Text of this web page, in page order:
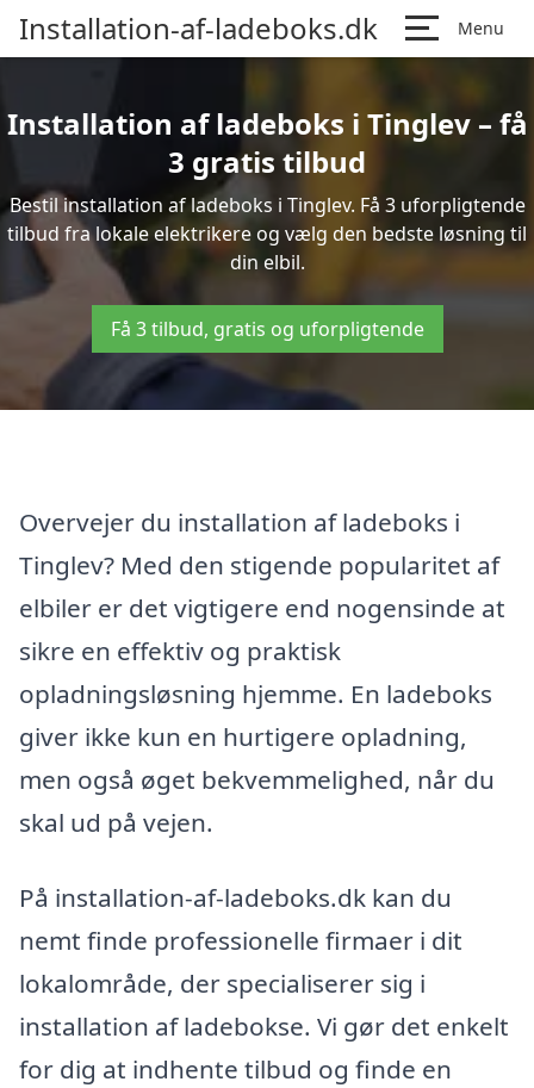
Installation-af-ladeboks.dk Menu
Installation af ladeboks i Tinglev – få
3 gratis tilbud
Bestil installation af ladeboks i Tinglev. Få 3 uforpligtende
tilbud fra lokale elektrikere og vælg den bedste løsning til
din elbil.
Få 3 tilbud, gratis og uforpligtende
Overvejer du installation af ladeboks i
Tinglev? Med den stigende popularitet af
elbiler er det vigtigere end nogensinde at
sikre en effektiv og praktisk
opladningsløsning hjemme. En ladeboks
giver ikke kun en hurtigere opladning,
men også øget bekvemmelighed, når du
skal ud på vejen.
På installation-af-ladeboks.dk kan du
nemt finde professionelle firmaer i dit
lokalområde, der specialiserer sig i
installation af ladebokse. Vi gør det enkelt
for dig at indhente tilbud og finde en